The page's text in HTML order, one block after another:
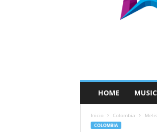
a
HOME
Inicio Colombia
COLOMBIA